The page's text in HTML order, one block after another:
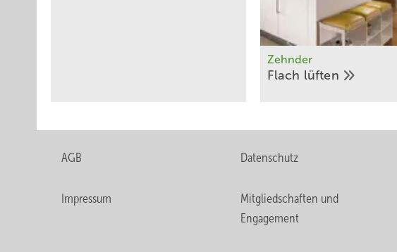
Zehnder
Flach ­lüften
AGB Datenschutz
Impressum
Mitgliedschaften und
Engagement